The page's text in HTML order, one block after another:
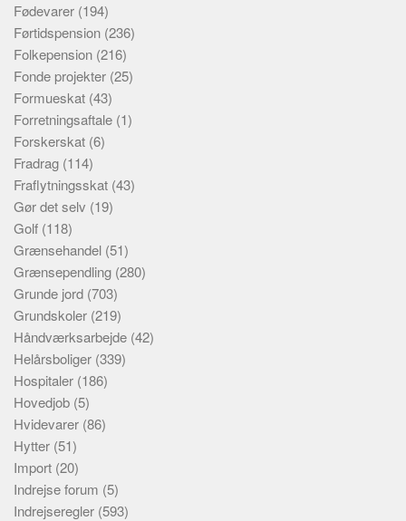
Fødevarer (194)
Førtidspension (236)
Folkepension (216)
Fonde projekter (25)
Formueskat (43)
Forretningsaftale (1)
Forskerskat (6)
Fradrag (114)
Fraflytningsskat (43)
Gør det selv (19)
Golf (118)
Grænsehandel (51)
Grænsependling (280)
Grunde jord (703)
Grundskoler (219)
Håndværksarbejde (42)
Helårsboliger (339)
Hospitaler (186)
Hovedjob (5)
Hvidevarer (86)
Hytter (51)
Import (20)
Indrejse forum (5)
Indrejseregler (593)